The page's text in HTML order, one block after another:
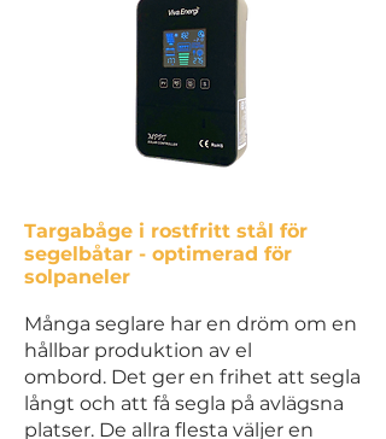
Targabåge i rostfritt stål för
segelbåtar - optimerad för
solpaneler
Många seglare har en dröm om en
hållbar produktion av el
ombord. Det ger en frihet att segla
långt och att få segla på avlägsna
platser. De allra flesta väljer en